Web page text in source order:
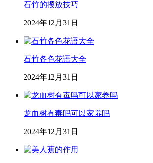
石竹的摆放技巧
2024年12月31日
石竹各色花语大全
2024年12月31日
龙血树有毒吗可以家养吗
2024年12月31日